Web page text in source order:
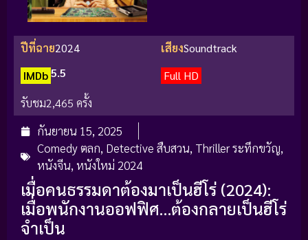
ปีที่ฉาย2024 เสียงSoundtrack
IMDb5.5
Full HD
รับชม2,465 ครั้ง
กันยายน 15, 2025
Comedy ตลก, Detective สืบสวน, Thriller ระทึกขวัญ,
หนังจีน, หนังใหม่ 2024
เมื่อคนธรรมดาต้องมาเป็นฮีโร่ (2024):
เมื่อพนักงานออฟฟิศ…ต้องกลายเป็นฮีโร่
จำเป็น